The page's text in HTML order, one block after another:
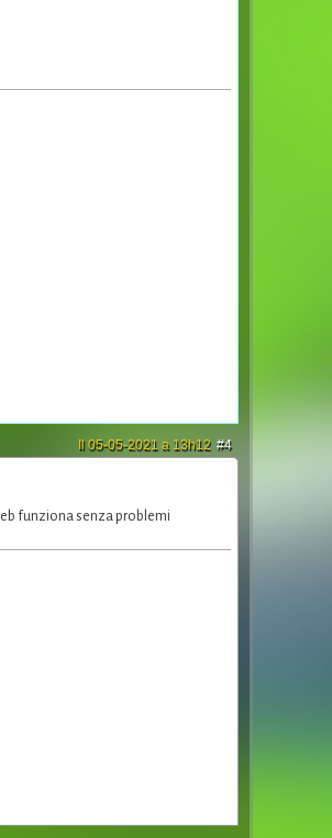
#4
Il 05-05-2021 a 13h12
funziona senza problemi